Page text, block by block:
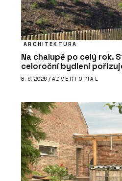
ARCHITEKTURA
Na chalupě po celý rok.
celoroční bydlení
8. 6. 2026 / ADVERTORIAL